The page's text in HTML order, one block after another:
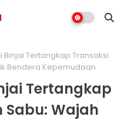
Binjai Tertangkap Transaksi
Bendera Kepemudaan
Tertangkap
Sabu: Wajah